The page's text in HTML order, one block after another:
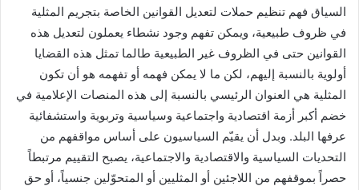
السياق فهم تنظيم حملات لتعديل القوانين الخاصة بتجريم المثلية
في ظروف طبيعية، ويمكن تفهم وجود نشطاء يعملون لتعديل هذه
القوانين حتى في الظروف غير الطبيعية طالما تمثل هذه القضايا
أولوية بالنسبة إليهم، لكن ما لا يمكن فهمه أو تفهمه هو أن تكون
المثلية هي العنوان الرئيسي بالنسبة إلى هذه المنصات الإعلامية في
خضم أكبر أزمة اقتصادية واجتماعية وسياسية وتربوية واستشفائية
عرفها البلد. وبدل أن يقيّم السياسيون على أساس مواقفهم من
التحديات السياسية والاقتصادية والاجتماعية، يصبح التقييم مرتبطاً
حصراً بموقفهم من اللاجئين أو المثليين أو المتحوّلين جنسياً، أو حق